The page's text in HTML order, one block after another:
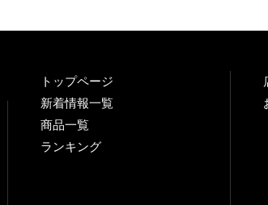
トップページ
新着情報一覧
商品一覧
ランキング